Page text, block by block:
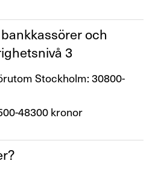
och
3
Stockholm: 30800-
48300 kronor